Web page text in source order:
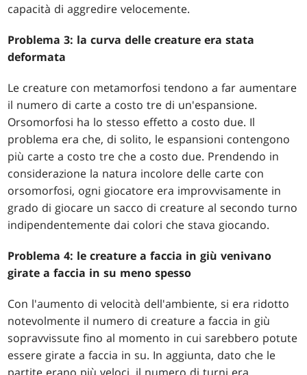
capacità di aggredire velocemente.
Problema 3: la curva delle creature era stata
deformata
Le creature con metamorfosi tendono a far aumentare
il numero di carte a costo tre di un'espansione.
Orsomorfosi ha lo stesso effetto a costo due. Il
problema era che, di solito, le espansioni contengono
più carte a costo tre che a costo due. Prendendo in
considerazione la natura incolore delle carte con
orsomorfosi, ogni giocatore era improvvisamente in
grado di giocare un sacco di creature al secondo turno
indipendentemente dai colori che stava giocando.
Problema 4: le creature a faccia in giù venivano
girate a faccia in su meno spesso
Con l'aumento di velocità dell'ambiente, si era ridotto
notevolmente il numero di creature a faccia in giù
sopravvissute fino al momento in cui sarebbero potute
essere girate a faccia in su. In aggiunta, dato che le